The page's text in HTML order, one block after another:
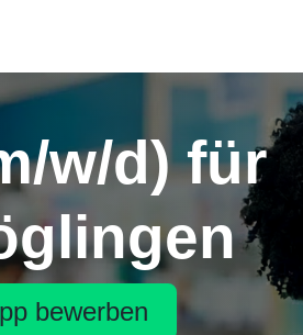
w/d) für
bewerben